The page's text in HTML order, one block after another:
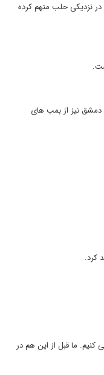
و متقابلا مخالفان را به استفاده از چنین تسلیحاتی در روز ۱۹ مارس گذشته در نزدیکی حلب متهم کرده
دمشق نیز از بمب های
کرد.
کنیم. ما قبل از این هم در